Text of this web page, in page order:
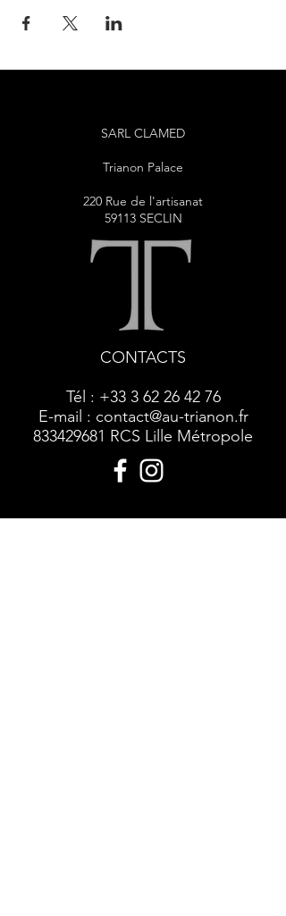
SARL CLAMED
Trianon Palace
220 Rue de l'artisanat
59113 SECLIN
CONTACTS
Tél : +33 3 62 26 42 76
E-mail : contact@au-trianon.fr
833429681 RCS Lille Métropole